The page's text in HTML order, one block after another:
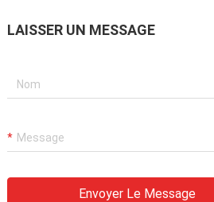
LAISSER UN MESSAGE
Envoyer Le Message